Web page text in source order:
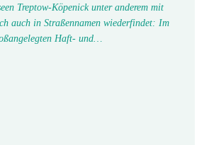
Treptow-Köpenick unter anderem mit
auch in Straßennamen wiederfindet: Im
Haft- und…